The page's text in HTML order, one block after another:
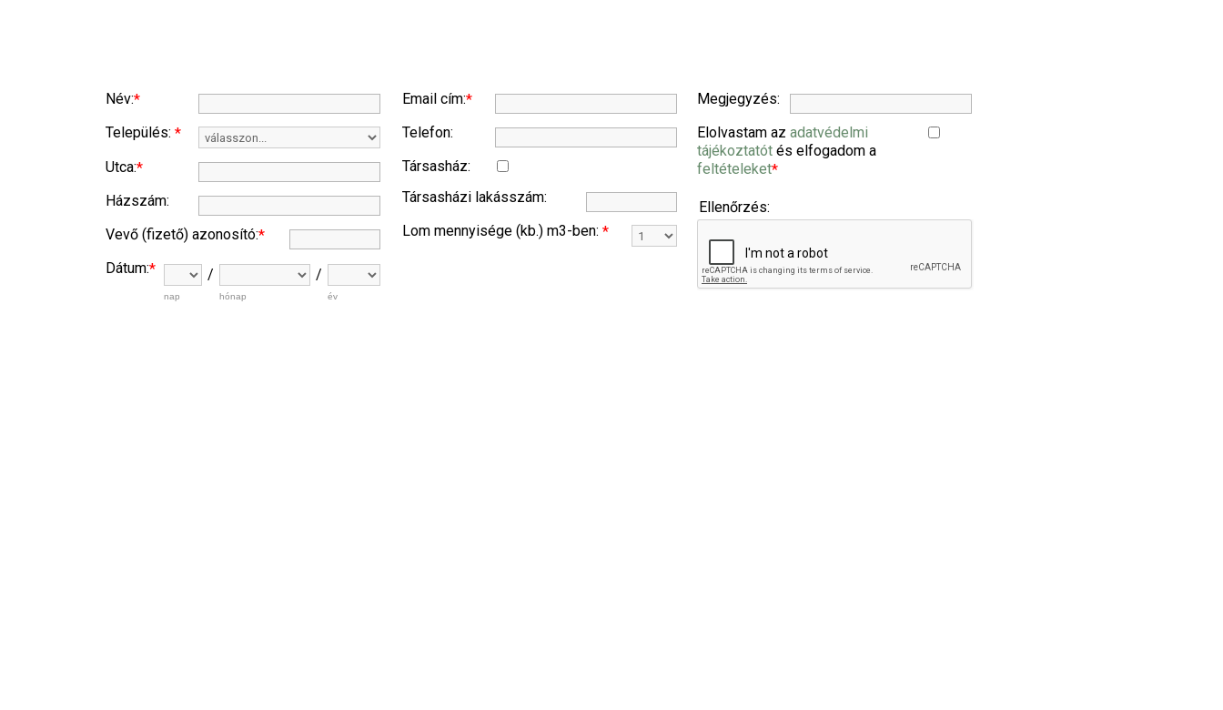
Név:*
Település: *
Utca:*
Házszám:
Vevő (fizető) azonosító:*
Dátum:* / /
nap hónap év
Email cím:*
Telefon:
Társasház:
Társasházi lakásszám:
Lom mennyisége (kb.) m3-ben: *
Megjegyzés:
Elolvastam az adatvédelmi
tájékoztatót és elfogadom a
feltételeket*
Ellenőrzés: